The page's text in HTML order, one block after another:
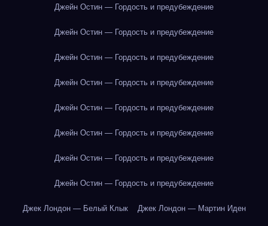
Джейн Остин — Гордость и предубеждение
Джейн Остин — Гордость и предубеждение
Джейн Остин — Гордость и предубеждение
Джейн Остин — Гордость и предубеждение
Джейн Остин — Гордость и предубеждение
Джейн Остин — Гордость и предубеждение
Джейн Остин — Гордость и предубеждение
Джейн Остин — Гордость и предубеждение
Джек Лондон — Белый Клык Джек Лондон — Мартин Иден